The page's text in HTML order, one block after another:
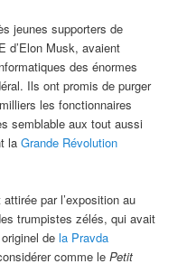
jeunes supporters de
d’Elon Musk, avaient
des énormes
Ils ont promis de purger
les fonctionnaires
semblable aux tout aussi
laGrande Révolution
par l’exposition au
trumpistes zélés, qui avait
dela Pravda
comme lePetit